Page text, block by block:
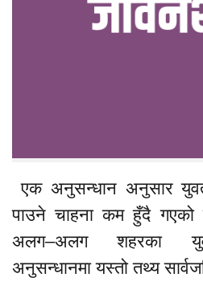
एक अनुसन्धान अनुसार
पाउने चाहना कम हुँदै गएको
अलग–अलग शहरका
अनुसन्धानमा यस्तो तथ्य